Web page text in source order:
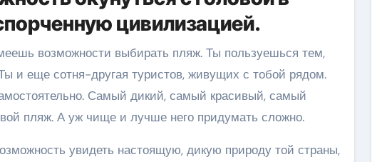
цивилизацией.
возможности выбирать пляж. Ты пользуешься тем,
и еще сотня-другая туристов, живущих с тобой рядом.
Самый дикий, самый красивый, самый
пляж. А уж чище и лучше него придумать сложно.
увидеть настоящую, дикую природу той страны,